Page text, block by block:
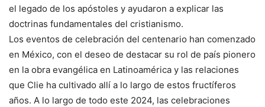
el legado de los apóstoles y ayudaron a explicar las
doctrinas fundamentales del cristianismo.
Los eventos de celebración del centenario han comenzado
en México, con el deseo de destacar su rol de país pionero
en la obra evangélica en Latinoamérica y las relaciones
que Clie ha cultivado allí a lo largo de estos fructíferos
años. A lo largo de todo este 2024, las celebraciones